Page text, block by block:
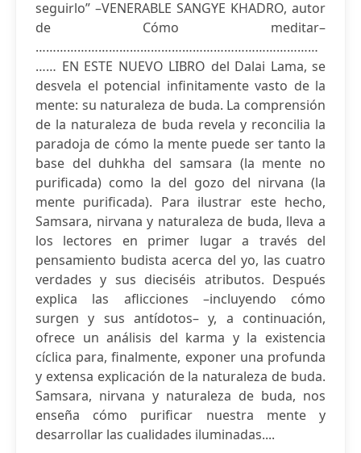
seguirlo” –VENERABLE SANGYE KHADRO, autor
de Cómo meditar–
………………………………………………………………………
…… EN ESTE NUEVO LIBRO del Dalai Lama, se
desvela el potencial infinitamente vasto de la
mente: su naturaleza de buda. La comprensión
de la naturaleza de buda revela y reconcilia la
paradoja de cómo la mente puede ser tanto la
base del duhkha del samsara (la mente no
purificada) como la del gozo del nirvana (la
mente purificada). Para ilustrar este hecho,
Samsara, nirvana y naturaleza de buda, lleva a
los lectores en primer lugar a través del
pensamiento budista acerca del yo, las cuatro
verdades y sus dieciséis atributos. Después
explica las aflicciones –incluyendo cómo
surgen y sus antídotos– y, a continuación,
ofrece un análisis del karma y la existencia
cíclica para, finalmente, exponer una profunda
y extensa explicación de la naturaleza de buda.
Samsara, nirvana y naturaleza de buda, nos
enseña cómo purificar nuestra mente y
desarrollar las cualidades iluminadas....